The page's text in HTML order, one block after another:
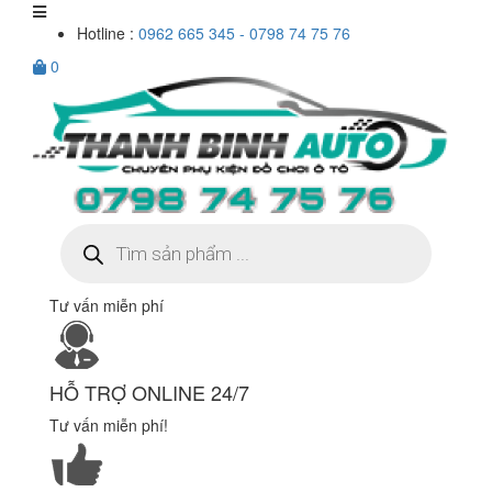
Hotline : 0962 665 345 - 0798 74 75 76
0
kiếm
sản
Tư vấn miễn phí
HỖ TRỢ ONLINE 24/7
Tư vấn miễn phí!